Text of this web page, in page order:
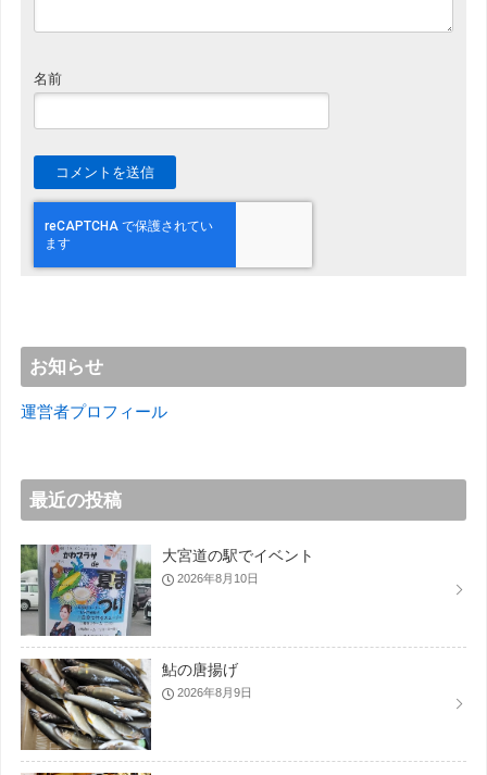
名前
お知らせ
運営者プロフィール
最近の投稿
大宮道の駅でイベント
2026年8月10日
鮎の唐揚げ
2026年8月9日